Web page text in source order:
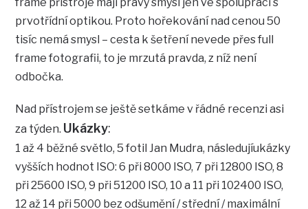
prvotřídní optikou. Proto hořekování nad cenou 50
tisíc nemá smysl – cesta k šetření nevede přes full
frame fotografii, to je mrzutá pravda, z níž není
odbočka.
Nad přístrojem se ještě setkáme v řádné recenzi asi
za týden. Ukázky:
1 až 4 běžné světlo, 5 fotil Jan Mudra, následujíukázky
vyšších hodnot ISO: 6 při 8000 ISO, 7 při 12800 ISO, 8
při 25600 ISO, 9 při 51200 ISO, 10 a 11 při 102400 ISO,
12 až 14 při 5000 bez odšumění / střední / maximální